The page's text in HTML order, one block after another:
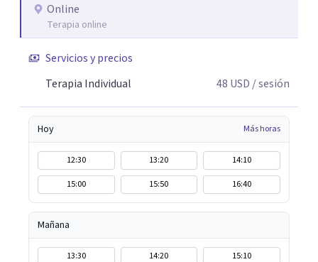
Online
Terapia online
Servicios y precios
Terapia Individual
48 USD / sesión
Hoy Más horas
12:30 13:20
14:10
15:00
15:50 16:40
Mañana
13:30 14:20
15:10